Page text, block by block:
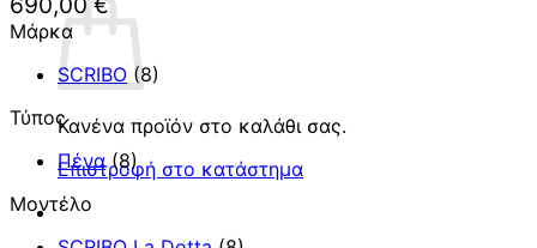
Κανένα προϊόν στο καλάθι σας.
Επιστροφή στο κατάστημα
Μάρκα
SCRIBO (8)
Τύπος
Πένα (8)
Μοντέλο